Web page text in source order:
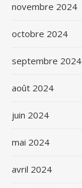
novembre 2024
octobre 2024
septembre 2024
août 2024
juin 2024
mai 2024
avril 2024